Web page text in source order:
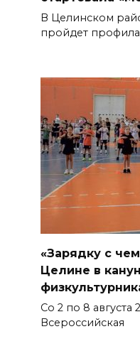
В Целинском
пройдет
«Зарядку с
Целине в
Со 2 по 8 августа
Всероссийская